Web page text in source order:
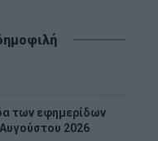
των εφημερίδων
Αυγούστου 2026